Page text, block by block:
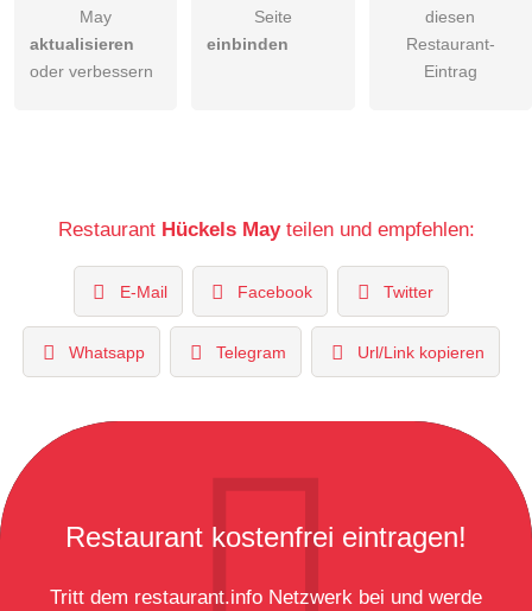
May
aktualisieren
oder verbessern
Seite
einbinden
diesen
Restaurant-
Eintrag
Restaurant Hückels Mayteilen und empfehlen:
E-Mail Facebook Twitter
Whatsapp Telegram Url/Link kopieren
Restaurant kostenfrei eintragen!
Tritt dem restaurant.info Netzwerk bei und werde